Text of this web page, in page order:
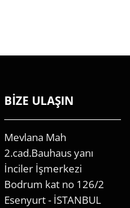
BİZE ULAŞIN
Mevlana Mah
2.cad.Bauhaus yanı
İnciler İşmerkezi
Bodrum kat no 126/2
Esenyurt - İSTANBUL